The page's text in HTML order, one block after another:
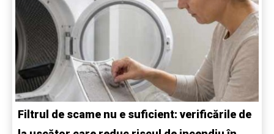
Filtrul de scame nu e suficient: verificările de